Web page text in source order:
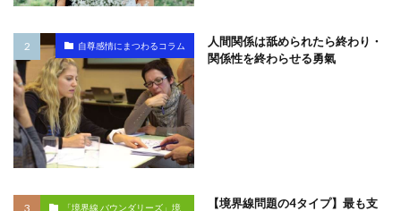
自尊感情にまつわるコラム
人間関係は舐められたら終わり・
関係性を終わらせる勇氣
「境界線 バウンダリーズ」境
【境界線問題の4タイプ】最も支